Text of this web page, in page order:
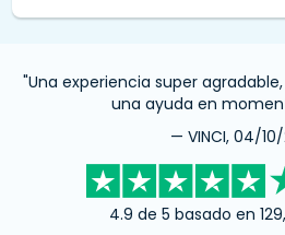
"Una experiencia super
una ayuda en
— VINCI, 04/
4.9 de 5 basado en